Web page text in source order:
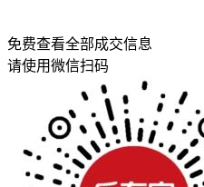
免费查看全部成交信息
请使用微信扫码